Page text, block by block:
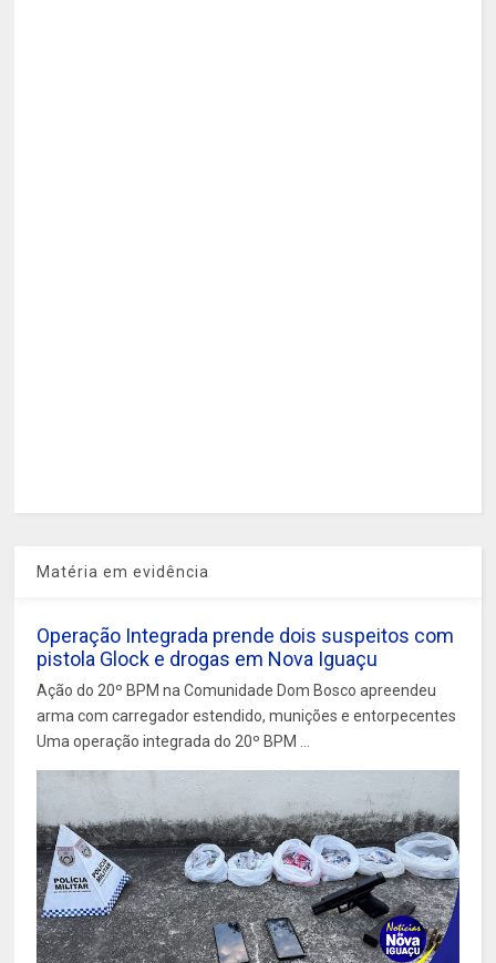
Matéria em evidência
Operação Integrada prende dois suspeitos com
pistola Glock e drogas em Nova Iguaçu
Ação do 20º BPM na Comunidade Dom Bosco apreendeu
arma com carregador estendido, munições e entorpecentes
Uma operação integrada do 20º BPM ...